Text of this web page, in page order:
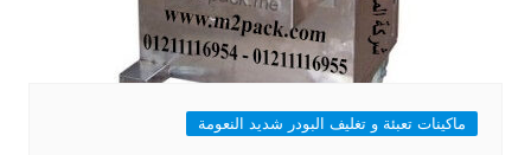
ماكينات تعبئة و تغليف البودر شديد النعومة